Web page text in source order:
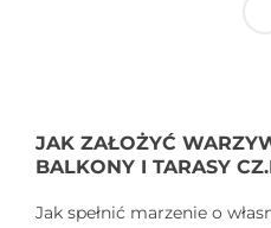
JAK ZAŁOŻYĆ
BALKONY I TARASY
Jak spełnić marzenie o